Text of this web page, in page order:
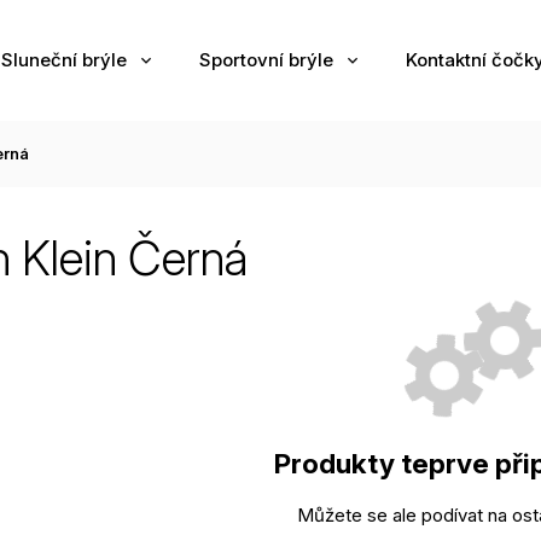
Sluneční brýle Sportovní brýle Kontaktní
Klein Černá
Produkty teprve
Můžete se ale podívat na